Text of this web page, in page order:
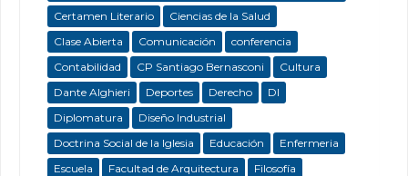
Certamen Literario
Ciencias de la Salud
Clase Abierta
Comunicación
conferencia
Contabilidad
CP Santiago Bernasconi
Cultura
Dante Alghieri
Deportes Derecho
DI
Diplomatura
Diseño Industrial
Doctrina Social de la Iglesia
Educación
Enfermeria
Escuela
Facultad de Arquitectura
Filosofía